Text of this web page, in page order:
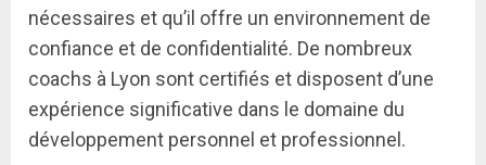
nécessaires et qu’il offre un environnement de
confiance et de confidentialité. De nombreux
coachs à Lyon sont certifiés et disposent d’une
expérience significative dans le domaine du
développement personnel et professionnel.